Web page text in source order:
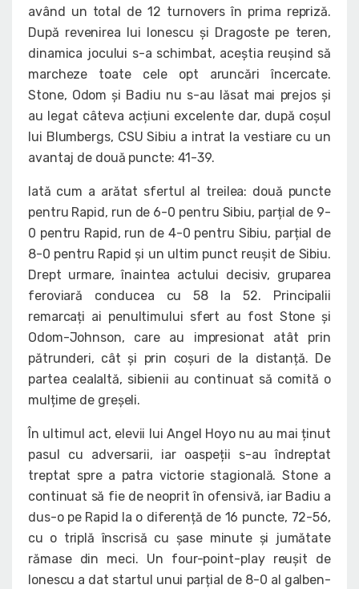
având un total de 12 turnovers în prima repriză.
După revenirea lui Ionescu și Dragoste pe teren,
dinamica jocului s-a schimbat, aceștia reușind să
marcheze toate cele opt aruncări încercate.
Stone, Odom și Badiu nu s-au lăsat mai prejos și
au legat câteva acțiuni excelente dar, după coșul
lui Blumbergs, CSU Sibiu a intrat la vestiare cu un
avantaj de două puncte: 41-39.
Iată cum a arătat sfertul al treilea: două puncte
pentru Rapid, run de 6-0 pentru Sibiu, parțial de 9-
0 pentru Rapid, run de 4-0 pentru Sibiu, parțial de
8-0 pentru Rapid și un ultim punct reușit de Sibiu.
Drept urmare, înaintea actului decisiv, gruparea
feroviară conducea cu 58 la 52. Principalii
remarcați ai penultimului sfert au fost Stone și
Odom-Johnson, care au impresionat atât prin
pătrunderi, cât și prin coșuri de la distanță. De
partea cealaltă, sibienii au continuat să comită o
mulțime de greșeli.
În ultimul act, elevii lui Angel Hoyo nu au mai ținut
pasul cu adversarii, iar oaspeții s-au îndreptat
treptat spre a patra victorie stagională. Stone a
continuat să fie de neoprit în ofensivă, iar Badiu a
dus-o pe Rapid la o diferență de 16 puncte, 72-56,
cu o triplă înscrisă cu șase minute și jumătate
rămase din meci. Un four-point-play reușit de
Ionescu a dat startul unui parțial de 8-0 al galben-